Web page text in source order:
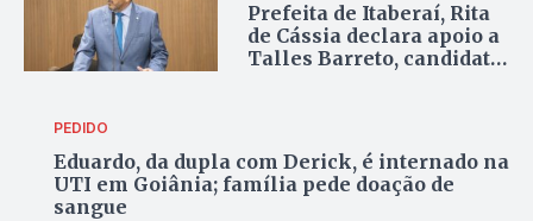
Prefeita de Itaberaí, Rita
de Cássia declara apoio a
Talles Barreto, candidato
PEDIDO
Eduardo, da dupla com Derick, é internado na
UTI em Goiânia; família pede doação de
sangue